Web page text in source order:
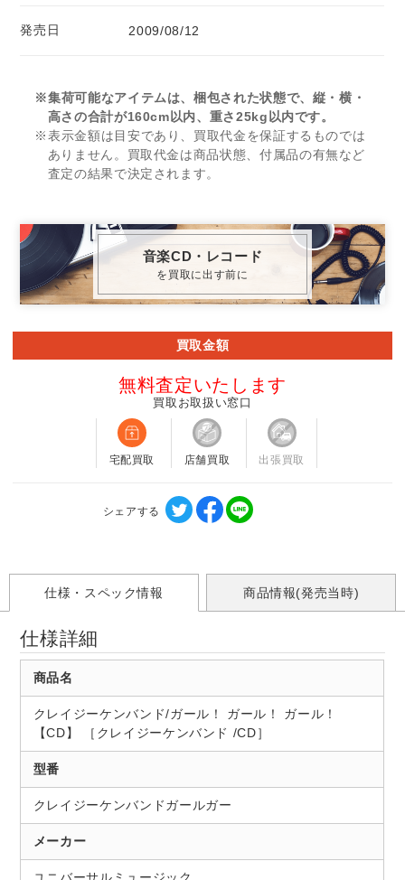
発売日 2009/08/12
※集荷可能なアイテムは、梱包された状態で、縦・横・
高さの合計が160cm以内、重さ25kg以内です。
※表示金額は目安であり、買取代金を保証するものでは
ありません。買取代金は商品状態、付属品の有無など
査定の結果で決定されます。
音楽CD・レコード
を買取に出す前に
買取金額
無料査定いたします
買取お取扱い窓口
宅配買取 店舗買取 出張買取
シェアする
仕様・スペック情報 商品情報(発売当時)
仕様詳細
商品名
クレイジーケンバンド/ガール！ ガール！ ガール！
【CD】 ［クレイジーケンバンド /CD］
型番
クレイジーケンバンドガールガー
メーカー